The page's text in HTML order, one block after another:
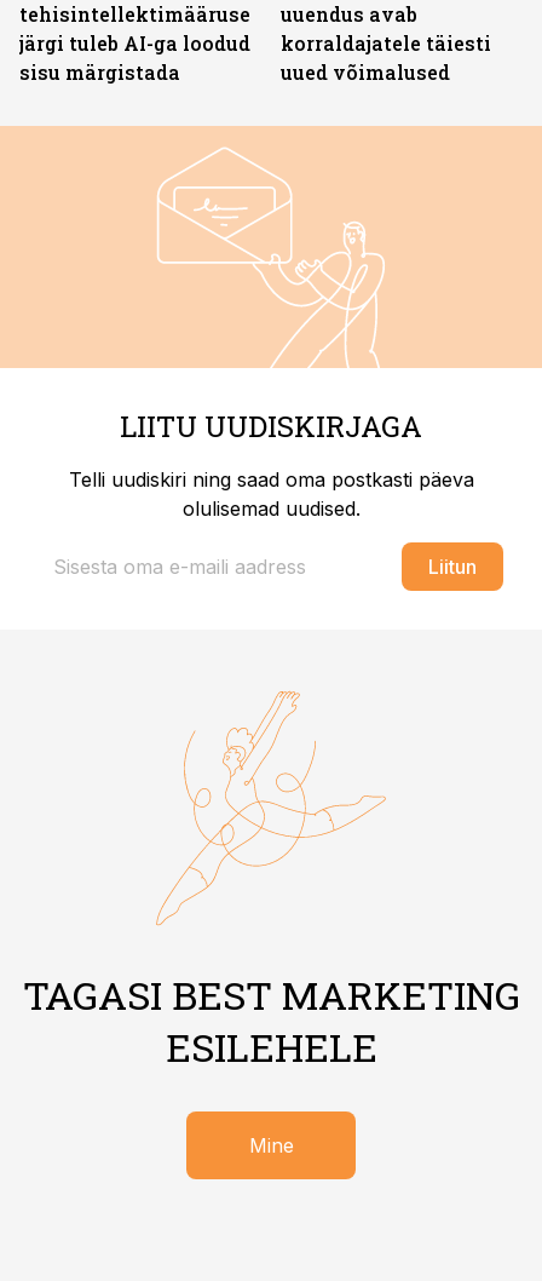
tehisintellektimääruse
järgi tuleb AI-ga loodud
sisu märgistada
uuendus avab
korraldajatele täiesti
uued võimalused
LIITU UUDISKIRJAGA
Telli uudiskiri ning saad oma postkasti päeva
olulisemad uudised.
Liitun
TAGASI BEST MARKETING
ESILEHELE
Mine